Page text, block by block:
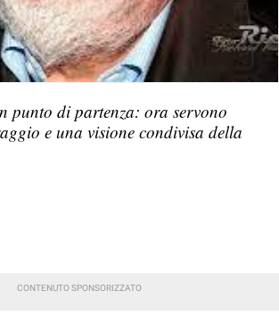
punto di partenza: ora servono
e una visione condivisa della